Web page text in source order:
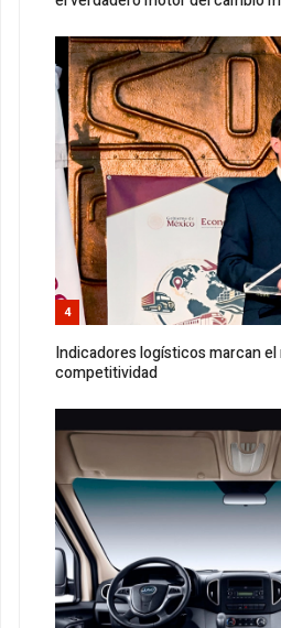
4
Indicadores logísticos marcan
competitividad